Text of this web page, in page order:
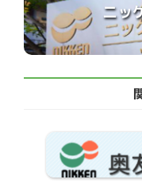
ニッ